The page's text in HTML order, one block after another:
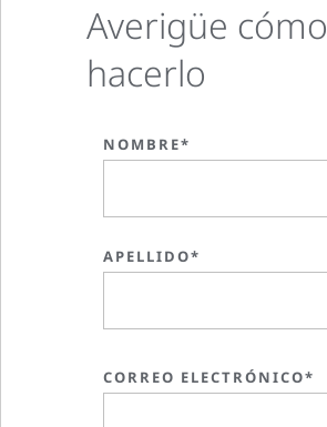
Averigüe cómo
hacerlo
NOMBRE*
APELLIDO*
CORREO ELECTRÓNICO*